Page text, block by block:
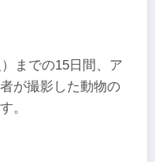
までの15日間、ア
が撮影した動物の
。